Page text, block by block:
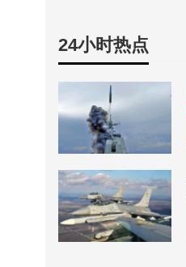
24小时热点